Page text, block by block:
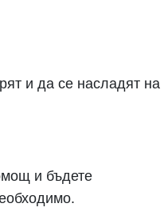
и да се насладят на
и бъдете